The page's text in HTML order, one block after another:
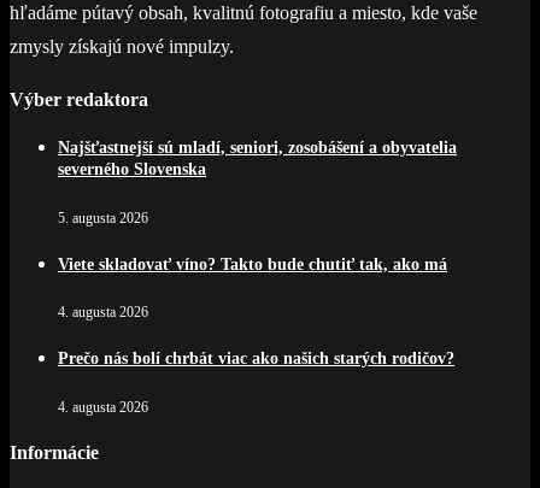
hľadáme pútavý obsah, kvalitnú fotografiu a miesto, kde vaše
zmysly získajú nové impulzy.
Výber redaktora
Najšťastnejší sú mladí, seniori, zosobášení a obyvatelia
severného Slovenska
5. augusta 2026
Viete skladovať víno? Takto bude chutiť tak, ako má
4. augusta 2026
Prečo nás bolí chrbát viac ako našich starých rodičov?
4. augusta 2026
Informácie